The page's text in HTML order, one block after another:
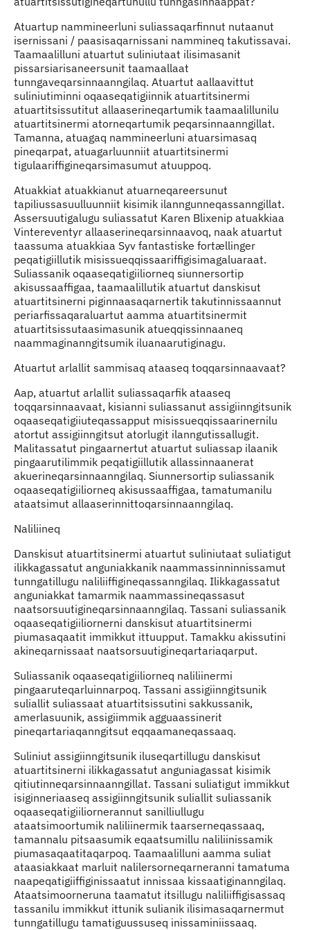
Atuartup nammineerluni suliassaqarfinnut nutaanut
isernissani / paasisaqarnissani nammineq takutissavai.
Taamaalilluni atuartut suliniutaat ilisimasanit
pissarsiarisaneersunit taamaallaat
tunngaveqarsinnaanngilaq. Atuartut aallaavittut
suliniutiminni oqaaseqatigiinnik atuartitsinermi
atuartitsissutitut allaaserineqartumik taamaalillunilu
atuartitsinermi atorneqartumik peqarsinnaanngillat.
Tamanna, atuagaq nammineerluni atuarsimasaq
pineqarpat, atuagarluunniit atuartitsinermi
tigulaariffigineqarsimasumut atuuppoq.
Atuakkiat atuakkianut atuarneqareersunut
tapiliussasuulluunniit kisimik ilanngunneqassanngillat.
Assersuutigalugu suliassatut Karen Blixenip atuakkiaa
Vintereventyr allaaserineqarsinnaavoq, naak atuartut
taassuma atuakkiaa Syv fantastiske fortællinger
peqatigiillutik misissueqqissaariffigisimagaluaraat.
Suliassanik oqaaseqatigiiliorneq siunnersortip
akisussaaffigaa, taamaalillutik atuartut danskisut
atuartitsinerni piginnaasaqarnertik takutinnissaannut
periarfissaqaraluartut aamma atuartitsinermit
atuartitsissutaasimasunik atueqqissinnaaneq
naammaginanngitsumik iluanaarutiginagu.
Atuartut arlallit sammisaq ataaseq toqqarsinnaavaat?
Aap, atuartut arlallit suliassaqarfik ataaseq
toqqarsinnaavaat, kisianni suliassanut assigiinngitsunik
oqaaseqatigiiuteqassapput misissueqqissaarinernilu
atortut assigiinngitsut atorlugit ilanngutissallugit.
Malitassatut pingaarnertut atuartut suliassap ilaanik
pingaarutilimmik peqatigiillutik allassinnaanerat
akuerineqarsinnaanngilaq. Siunnersortip suliassanik
oqaaseqatigiiliorneq akisussaaffigaa, tamatumanilu
ataatsimut allaaserinnittoqarsinnaanngilaq.
Naliliineq
Danskisut atuartitsinermi atuartut suliniutaat suliatigut
ilikkagassatut anguniakkanik naammassinninnissamut
tunngatillugu naliliiffigineqassanngilaq. Ilikkagassatut
anguniakkat tamarmik naammassineqassasut
naatsorsuutigineqarsinnaanngilaq. Tassani suliassanik
oqaaseqatigiiliornerni danskisut atuartitsinermi
piumasaqaatit immikkut ittuupput. Tamakku akissutini
akineqarnissaat naatsorsuutigineqartariaqarput.
Suliassanik oqaaseqatigiiliorneq naliliinermi
pingaaruteqarluinnarpoq. Tassani assigiinngitsunik
suliallit suliassaat atuartitsissutini sakkussanik,
amerlasuunik, assigiimmik agguaassinerit
pineqartariaqanngitsut eqqaamaneqassaaq.
Suliniut assigiinngitsunik iluseqartillugu danskisut
atuartitsinerni ilikkagassatut anguniagassat kisimik
qitiutinneqarsinnaanngillat. Tassani suliatigut immikkut
isiginneriaaseq assigiinngitsunik suliallit suliassanik
oqaaseqatigiiliornerannut sanilliullugu
ataatsimoortumik naliliinermik taarserneqassaaq,
tamannalu pitsaasumik eqaatsumillu naliliinissamik
piumasaqaatitaqarpoq. Taamaalilluni aamma suliat
ataasiakkaat marluit nalilersorneqarneranni tamatuma
naapeqatigiiffiginissaatut innissaa kissaatiginanngilaq.
Ataatsimoorneruna taamatut itsillugu naliliiffigisassaq
tassanilu immikkut ittunik sulianik ilisimasaqarnermut
tunngatillugu tamatiguussuseq inissaminiissaaq.